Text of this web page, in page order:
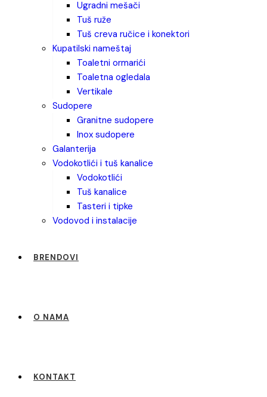
ugradni mešači
tuš ruže
tuš creva ručice i konektori
kupatilski nameštaj
toaletni ormarići
toaletna ogledala
vertikale
sudopere
granitne sudopere
inox sudopere
galanterija
vodokotlići i tuš kanalice
vodokotlići
tuš kanalice
tasteri i tipke
vodovod i instalacije
BRENDOVI
O NAMA
KONTAKT